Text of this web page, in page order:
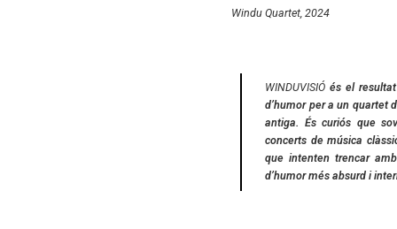
Windu Quartet, 2024
WINDUVISIÓés el
d’humor per a un quartet
antiga. És curiós que
concerts de música
que intenten trencar
d’humor més absurd i